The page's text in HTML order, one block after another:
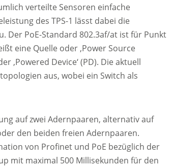
verteilte Sensoren einfache
des TPS-1 lässt dabei die
Der PoE-Standard 802.3af/at ist für Punkt
eine Quelle oder ‚Power Source
‚Powered Device‘ (PD). Die aktuell
aus, wobei ein Switch als
auf zwei Adernpaaren, alternativ auf
den beiden freien Adernpaaren.
von Profinet und PoE bezüglich der
mit maximal 500 Millisekunden für den